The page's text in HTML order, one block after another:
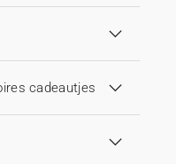
cadeautjes